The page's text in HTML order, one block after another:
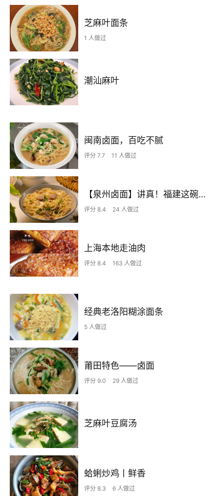
芝麻叶面条
1 人做过
潮汕麻叶
闽南卤面，百吃不腻
评分 7.7 11 人做过
【泉州卤面】讲真！福建这碗面可排全国前五！
评分 8.4 24 人做过
上海本地走油肉
评分 8.4 163 人做过
经典老洛阳糊涂面条
5 人做过
莆田特色——卤面
评分 9.0 29 人做过
芝麻叶豆腐汤
蛤蜊炒鸡丨鲜香
评分 8.3 6 人做过